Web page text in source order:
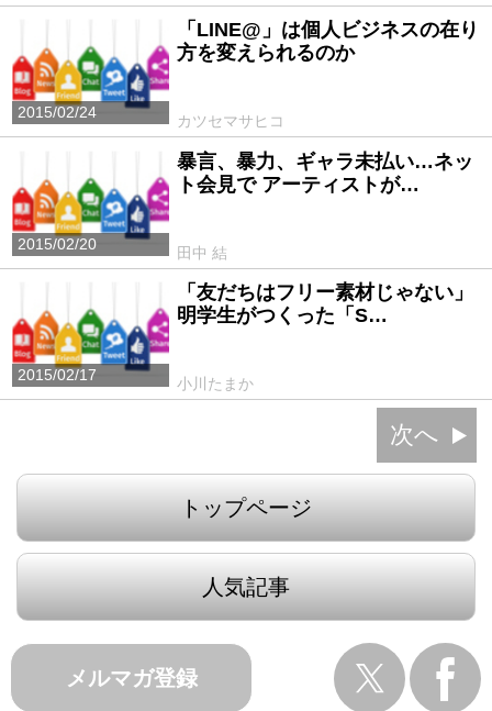
2015/02/24
「LINE@」は個人ビジネスの在り
方を変えられるのか
カツセマサヒコ
2015/02/20
暴言、暴力、ギャラ未払い…ネッ
ト会見で アーティストが…
田中 結
2015/02/17
「友だちはフリー素材じゃない」
明学生がつくった「S…
小川たまか
次へ
トップページ
人気記事
メルマガ登録